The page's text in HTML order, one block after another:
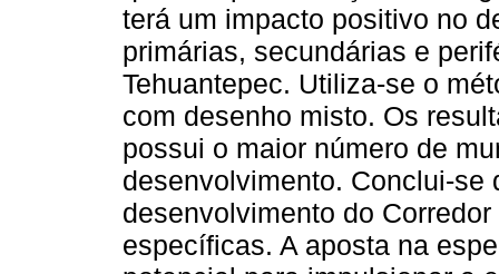
terá um impacto positivo no
primárias, secundárias e
Tehuantepec. Utiliza-se o
com desenho misto. Os
possui o maior número de
desenvolvimento. Conclui-se
desenvolvimento do
específicas. A aposta na